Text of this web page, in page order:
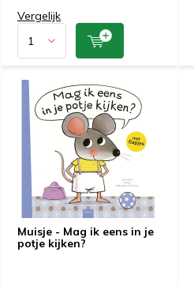
Vergelijk
Muisje - Mag ik eens in je
potje kijken?